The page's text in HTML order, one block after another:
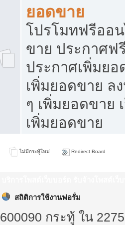
ยอดขาย
โปรโมทฟรีออ
ขาย ประกาศฟ
ประกาศเพิ่มย
เพิ่มยอดขาย ล
ๆ เพิ่มยอดขาย
เพิ่มยอดขาย
ไม่มีกระทู้ใหม่ Redirect Board
สถิติการใช้งานฟอรั่ม
600090 กระทู้ ใน